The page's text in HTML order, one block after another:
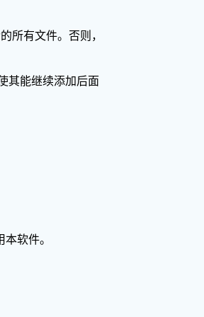
所有文件。否则，
其能继续添加后面
软件。